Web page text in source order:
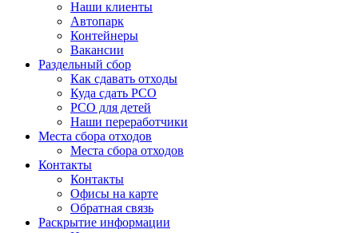
Наши клиенты
Автопарк
Контейнеры
Вакансии
Раздельный сбор
Как сдавать отходы
Куда сдать РСО
РСО для детей
Наши переработчики
Места сбора отходов
Места сбора отходов
Контакты
Контакты
Офисы на карте
Обратная связь
Раскрытие информации